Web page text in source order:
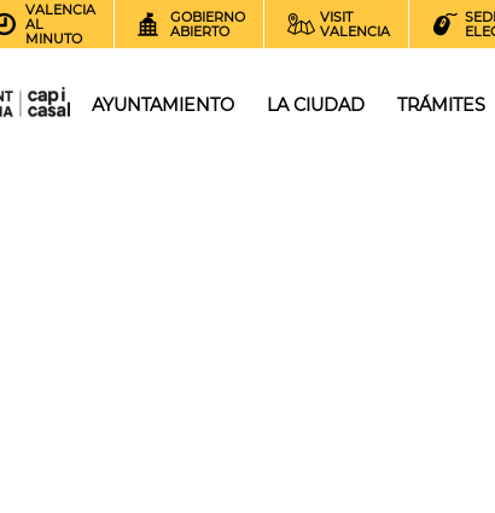
VALENCIA
AL
MINUTO
GOBIERNO
ABIERTO
VISIT
VALENCIA
AYUNTAMIENTO LA CIUDAD TRÁMITES